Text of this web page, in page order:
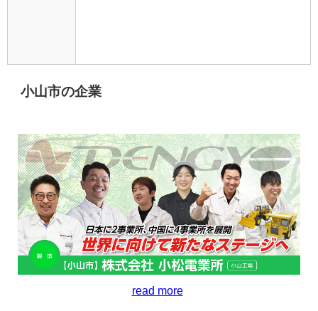
小山市の企業
read more